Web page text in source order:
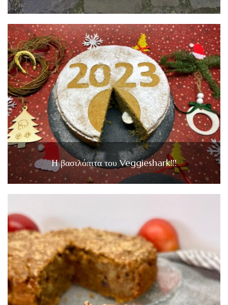
Η βασιλόπιτα του Veggieshark!!!